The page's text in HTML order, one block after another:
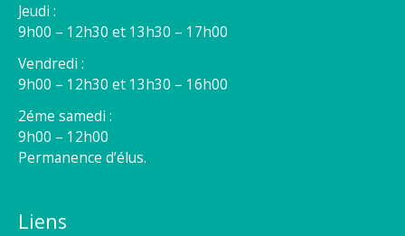
Jeudi :
9h00 – 12h30 et 13h30 – 17h00
Vendredi :
9h00 – 12h30 et 13h30 – 16h00
2éme samedi :
9h00 – 12h00
Permanence d’élus.
Liens